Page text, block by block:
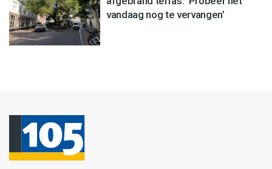
vandaag nog te vervangen’